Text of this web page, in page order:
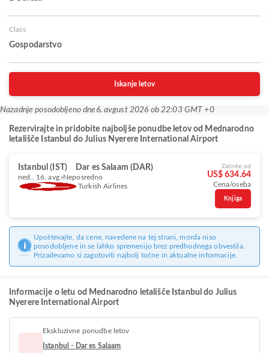
Class
Gospodarstvo
Iskanje letov
Nazadnje posodobljeno dne 6. avgust 2026 ob 22:03 GMT +0
Rezervirajte in pridobite najboljše ponudbe letov od Mednarodno
letališče Istanbul do Julius Nyerere International Airport
Istanbul (IST) Dar es Salaam (DAR)
ned., 16. avg. Neposredno
Turkish Airlines
Začnite od
US$ 634.64
Cena/oseba
Knjiga
Upoštevajte, da cene, navedene na tej strani, morda niso
posodobljene in se lahko spremenijo brez predhodnega obvestila.
Prizadevamo si zagotoviti najbolj točne in aktualne informacije.
Informacije o letu od Mednarodno letališče Istanbul do Julius
Nyerere International Airport
Ekskluzivne ponudbe letov
Istanbul - Dar es Salaam